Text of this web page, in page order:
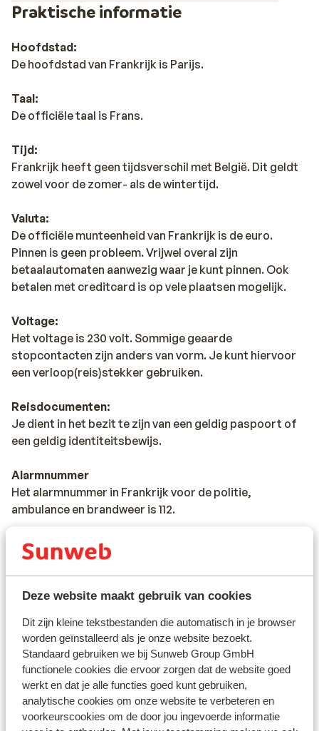
Deze website maakt gebruik van cookies
Dit zijn kleine tekstbestanden die automatisch in je browser
worden geïnstalleerd als je onze website bezoekt.
Standaard gebruiken we bij Sunweb Group GmbH
functionele cookies die ervoor zorgen dat de website goed
werkt en dat je alle functies goed kunt gebruiken,
analytische cookies om onze website te verbeteren en
voorkeurscookies om de door jou ingevoerde informatie
Praktische informatie
Hoofdstad:
De hoofdstad van Frankrijk is Parijs.
Taal:
De officiële taal is Frans.
Tijd:
Frankrijk heeft geen tijdsverschil met België. Dit geldt
zowel voor de zomer- als de wintertijd.
Valuta:
De officiële munteenheid van Frankrijk is de euro.
Pinnen is geen probleem. Vrijwel overal zijn
betaalautomaten aanwezig waar je kunt pinnen. Ook
betalen met creditcard is op vele plaatsen mogelijk.
Voltage:
Het voltage is 230 volt. Sommige geaarde
stopcontacten zijn anders van vorm. Je kunt hiervoor
een verloop(reis)stekker gebruiken.
Reisdocumenten:
Je dient in het bezit te zijn van een geldig paspoort of
een geldig identiteitsbewijs.
Alarmnummer
Het alarmnummer in Frankrijk voor de politie,
ambulance en brandweer is 112.
Reizen met de auto naar Frankrijk:
*De maximum snelheid op de snelwegen is 130 km/uur.
De maximum snelheid voor bestuurders die minder dan
2 jaar in het bezit zijn van een rijbewijs is 110 km/uur.
*Op de meeste Franse snelwegen geldt een tolheffing
* In sommige steden is het verplicht om een
milieusticker te hebben. Rijd je over de ringweg van
Parijs, de Boulevard Périphérique, dan heb je in veel